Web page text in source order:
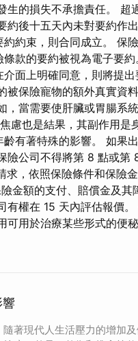
生的損失不承擔責任。
約後十五天內未對要約作
約束，則合同成立。 保
款的要約被視為電子要約
面上明確同意，則將提出
被保險寵物的額外真實資
，當需要使肝臟或胃腸系
慮也是結果，其副作用是
有著特殊的影響。 如果
險公司不得將第 8 點或
，依照保險條件和保險
金額的支付、賠償金及其
有權在 15 天內評估報價
用於治療某些形式的便秘
響
隨著現代人生活壓力的增加